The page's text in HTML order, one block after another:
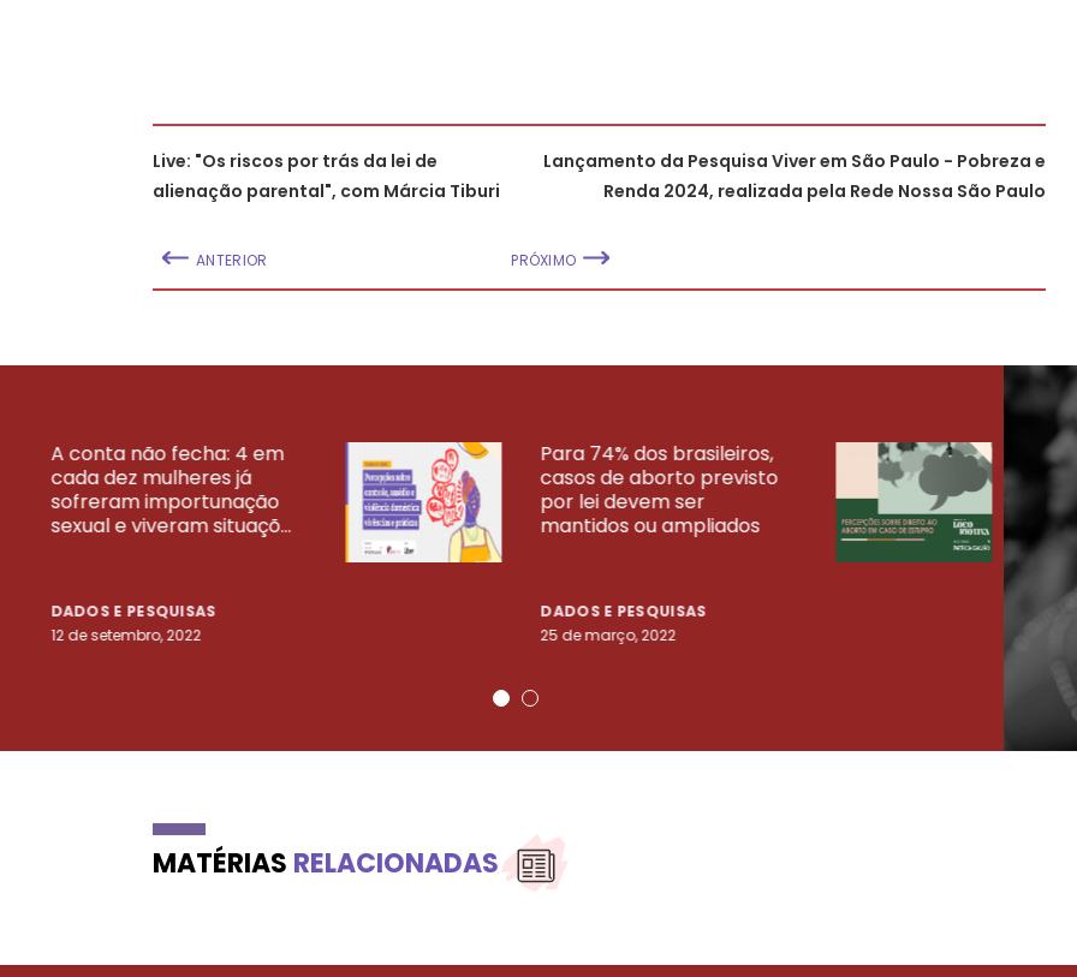
Live: "Os riscos por trás da lei de
alienação parental", com Márcia Tiburi
ANTERIOR
Lançamento da Pesquisa Viver em São Paulo - Pobreza e
Renda 2024, realizada pela Rede Nossa São Paulo
PRÓXIMO
A conta não fecha: 4 em
cada dez mulheres já
sofreram importunação
sexual e viveram situaçõ...
DADOS E PESQUISAS
12 de setembro, 2022
Para 74% dos brasileiros,
casos de aborto previsto
por lei devem ser
mantidos ou ampliados
DADOS E PESQUISAS
25 de março, 2022
23
VEJA MAIS PESQUISAS
MATÉRIAS RELACIONADAS